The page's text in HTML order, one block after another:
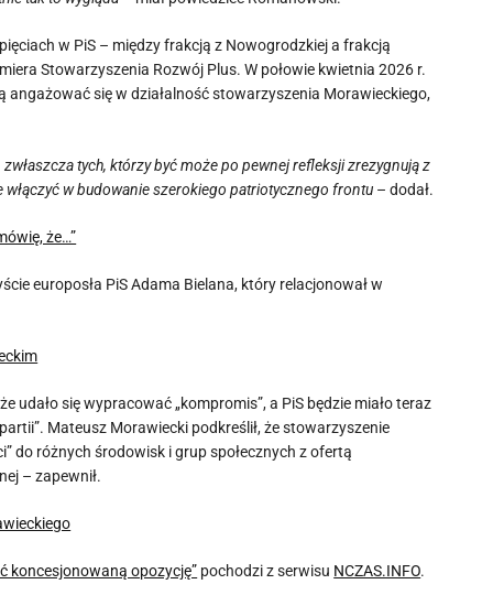
w PiS – między frakcją z Nowogrodzkiej a frakcją
Stowarzyszenia Rozwój Plus. W połowie kwietnia 2026 r.
angażować się w działalność stowarzyszenia Morawieckiego,
tych, którzy być może po pewnej refleksji zrezygnują z
włączyć w budowanie szerokiego patriotycznego frontu – dodał.
że…”
europosła PiS Adama Bielana, który relacjonował w
się wypracować „kompromis”, a PiS będzie miało teraz
Mateusz Morawiecki podkreślił, że stowarzyszenie
do różnych środowisk i grup społecznych z ofertą
– zapewnił.
koncesjonowaną opozycję” pochodzi z serwisu NCZAS.INFO.